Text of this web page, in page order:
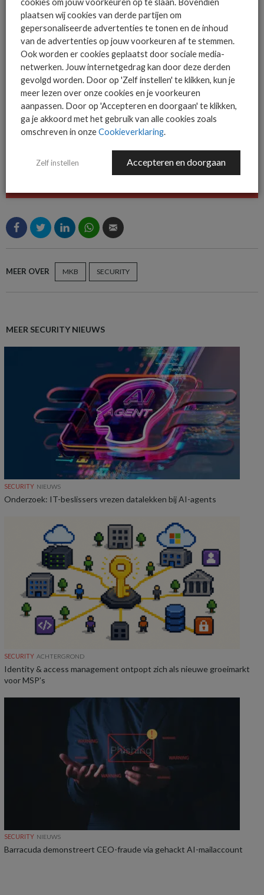
De ICT-wereld is snel. Mis
niets.
Het allerlaatste ICT nieuws in jouw
mailbox
MEER OVER MKB SECURITY
MEER SECURITY NIEUWS
SECURITY NIEUWS
Onderzoek: IT-beslissers vrezen datalekken bij AI-agents
SECURITY ACHTERGROND
Identity & access management ontpopt zich als nieuwe groeimarkt
voor MSP’s
SECURITY NIEUWS
Barracuda demonstreert CEO-fraude via gehackt AI-mailaccount
cookies om jouw voorkeuren op te slaan. Bovendien
plaatsen wij cookies van derde partijen om
gepersonaliseerde advertenties te tonen en de inhoud
van de advertenties op jouw voorkeuren af te stemmen.
Ook worden er cookies geplaatst door sociale media-
netwerken. Jouw internetgedrag kan door deze derden
gevolgd worden. Door op 'Zelf instellen' te klikken, kun je
meer lezen over onze cookies en je voorkeuren
aanpassen. Door op 'Accepteren en doorgaan' te klikken,
ga je akkoord met het gebruik van alle cookies zoals
omschreven in onzeCookieverklaring.
Zelf instellen Accepteren en doorgaan